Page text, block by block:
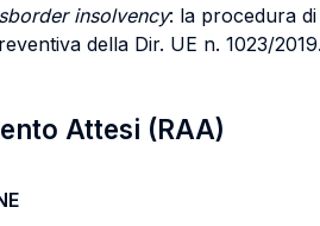
insolvency: la procedura
della Dir. UE n. 1023/
Attesi (RAA)